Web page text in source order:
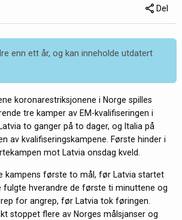
Del
enn ett år, og kan inneholde utdatert
koronarestriksjonene i Norge spilles
tre kamper av EM-kvalifiseringen i
to ganger på to dager, og Italia på
av kvalifiseringskampene. Første hinder i
mot Latvia onsdag kveld.
kampens første to mål, før Latvia startet
fulgte hverandre de første ti minuttene og
for angrep, før Latvia tok føringen.
stoppet flere av Norges målsjanser og